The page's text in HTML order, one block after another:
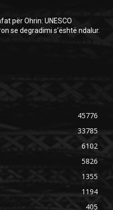
për Ohrin: UNESCO
se degradimi s’është ndalur.
45776
33785
6102
5826
1355
1194
405